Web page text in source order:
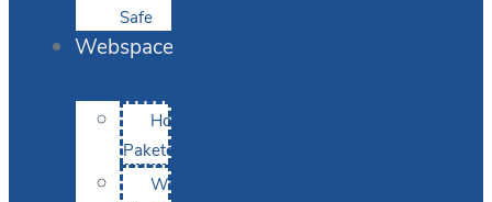
Safe
Webspace
Hosting-
Pakete
WordPress